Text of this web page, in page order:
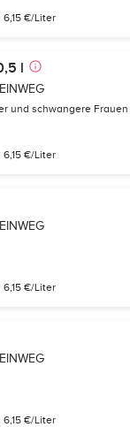
€/Liter
l
und schwangere Frauen
€/Liter
€/Liter
€/Liter